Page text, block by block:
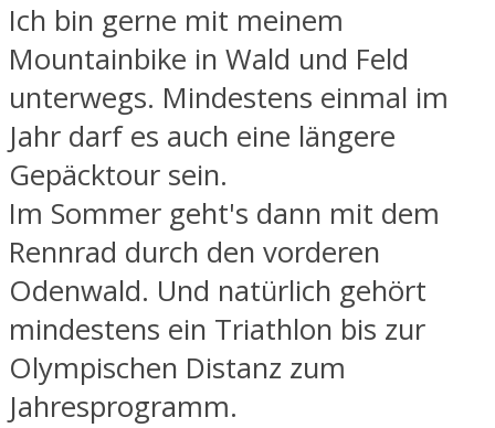
Ich bin gerne mit meinem
Mountainbike in Wald und Feld
unterwegs. Mindestens einmal im
Jahr darf es auch eine längere
Gepäcktour sein.
Im Sommer geht's dann mit dem
Rennrad durch den vorderen
Odenwald. Und natürlich gehört
mindestens ein Triathlon bis zur
Olympischen Distanz zum
Jahresprogramm.